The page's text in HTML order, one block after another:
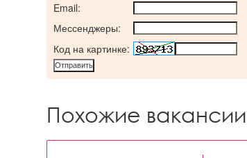
Email:
Мессенджеры:
Код на картинке:
Похожие вакансии